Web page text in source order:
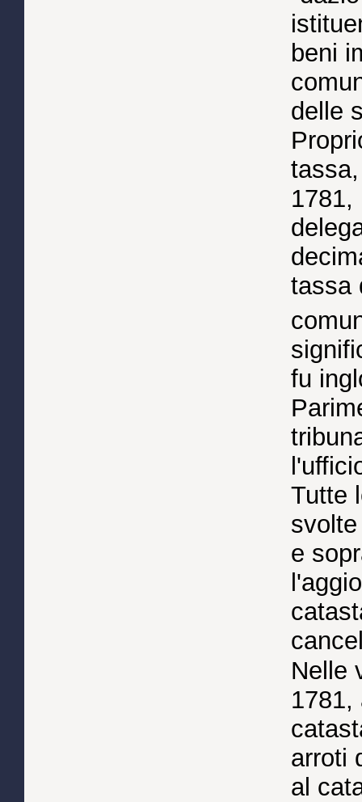
beni
delle
1781,
tassa
fu
Tutte
e
Nelle
1781,
arroti
al